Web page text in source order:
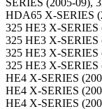
SERIES (2005-09),
HDA65 X-SERIES
325 HE3 X-SERIES
325 HE3 X-SERIES
325 HE3 X-SERIES
325 HE3 X-SERIES
HE4 X-SERIES
HE4 X-SERIES
HE4 X-SERIES